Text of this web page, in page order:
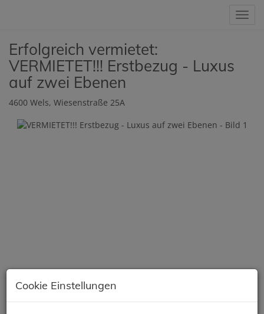
Erfolgreich vermietet:
VERMIETET!!! Erstbezug - Luxus
auf zwei Ebenen
4600 Wels, Wiesenstraße 25A
Cookie Einstellungen